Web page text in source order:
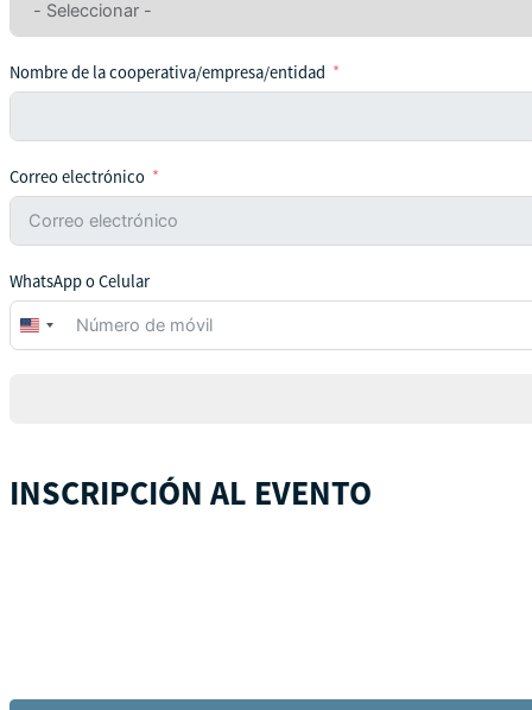
Nombre de la cooperativa/empresa/entidad
Correo electrónico
WhatsApp o Celular
United
States
INSCRIPCIÓN AL EVENTO